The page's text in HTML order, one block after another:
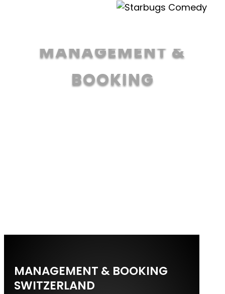
Kontakt
MANAGEMENT &
BOOKING
MANAGEMENT & BOOKING
SWITZERLAND